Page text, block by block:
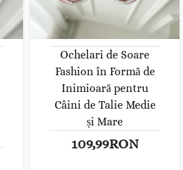
Ochelari de Soare
Fashion în Formă de
Inimioară pentru
Câini de Talie Medie
și Mare
109,99RON